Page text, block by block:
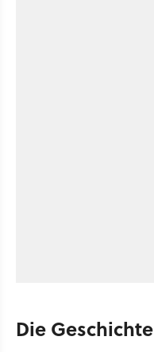
Die Geschichte